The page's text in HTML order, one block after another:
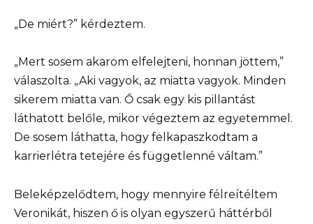
„De miért?” kérdeztem.
„Mert sosem akarom elfelejteni, honnan jöttem,”
válaszolta. „Aki vagyok, az miatta vagyok. Minden
sikerem miatta van. Ő csak egy kis pillantást
láthatott belőle, mikor végeztem az egyetemmel.
De sosem láthatta, hogy felkapaszkodtam a
karrierlétra tetejére és függetlenné váltam.”
Beleképzelődtem, hogy mennyire félreítéltem
Veronikát, hiszen ő is olyan egyszerű háttérből